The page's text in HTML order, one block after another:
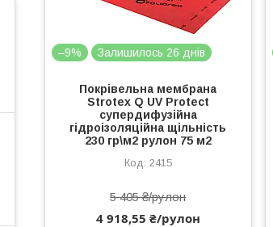
–9% Залишилось 26 днів
Покрівельна мембрана
Strotex Q UV Protect
супердифузійна
гідроізоляційна щільність
230 гр\м2 рулон 75 м2
2415
5 405 ₴/рулон
4 918,55 ₴/рулон